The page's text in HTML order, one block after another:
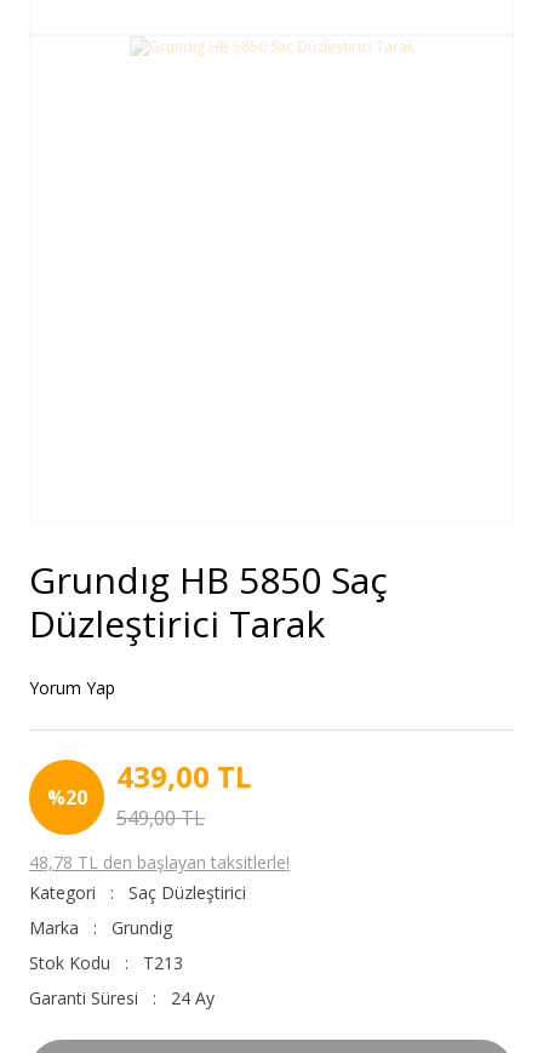
Grundıg HB 5850 Saç
Düzleştirici Tarak
Yorum Yap
%20
439,00 TL
549,00 TL
48,78 TL den başlayan taksitlerle!
Kategori
Saç Düzleştirici
Marka
Grundig
Stok Kodu
T213
Garanti Süresi
24 Ay